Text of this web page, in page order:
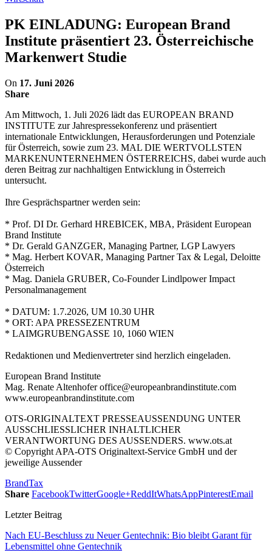
PK EINLADUNG: European Brand
Institute präsentiert 23. Österreichische
Markenwert Studie
On 17. Juni 2026
Share
Am Mittwoch, 1. Juli 2026 lädt das EUROPEAN BRAND
INSTITUTE zur Jahrespressekonferenz und präsentiert
internationale Entwicklungen, Herausforderungen und Potenziale
für Österreich, sowie zum 23. MAL DIE WERTVOLLSTEN
MARKENUNTERNEHMEN ÖSTERREICHS, dabei wurde auch
deren Beitrag zur nachhaltigen Entwicklung in Österreich
untersucht.
Ihre Gesprächspartner werden sein:
* Prof. DI Dr. Gerhard HREBICEK, MBA, Präsident European
Brand Institute
* Dr. Gerald GANZGER, Managing Partner, LGP Lawyers
* Mag. Herbert KOVAR, Managing Partner Tax & Legal, Deloitte
Österreich
* Mag. Daniela GRUBER, Co-Founder Lindlpower Impact
Personalmanagement
* DATUM: 1.7.2026, UM 10.30 UHR
* ORT: APA PRESSEZENTRUM
* LAIMGRUBENGASSE 10, 1060 WIEN
Redaktionen und Medienvertreter sind herzlich eingeladen.
European Brand Institute
Mag. Renate Altenhofer office@europeanbrandinstitute.com
www.europeanbrandinstitute.com
OTS-ORIGINALTEXT PRESSEAUSSENDUNG UNTER
AUSSCHLIESSLICHER INHALTLICHER
VERANTWORTUNG DES AUSSENDERS. www.ots.at
© Copyright APA-OTS Originaltext-Service GmbH und der
jeweilige Aussender
BrandTax
Share FacebookTwitterGoogle+ReddItWhatsAppPinterestEmail
Letzter Beitrag
Nach EU-Beschluss zu Neuer Gentechnik: Bio bleibt Garant für
Lebensmittel ohne Gentechnik